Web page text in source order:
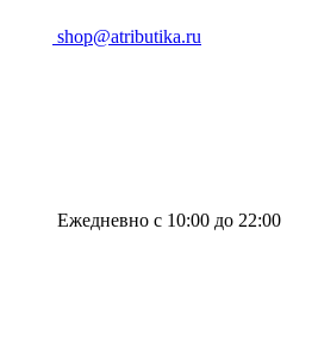
shop@atributika.ru
Ежедневно с 10:00 до 22:00